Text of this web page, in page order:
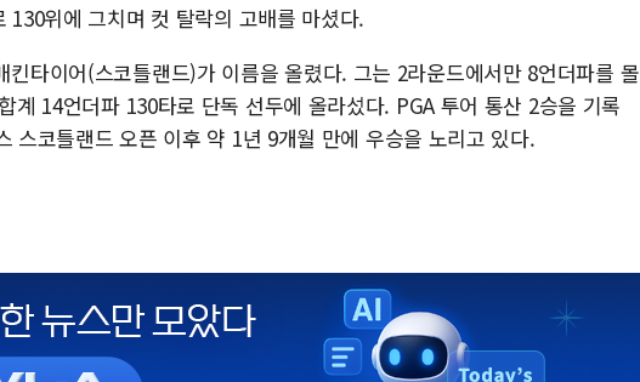
130위에 그치며 컷 탈락의 고배를 마셨다.
킨타이어(스코틀랜드)가 이름을 올렸다. 그는 2라운드에서만 8언더파를 몰
계 14언더파 130타로 단독 선두에 올라섰다. PGA 투어 통산 2승을 기록
스코틀랜드 오픈 이후 약 1년 9개월 만에 우승을 노리고 있다.